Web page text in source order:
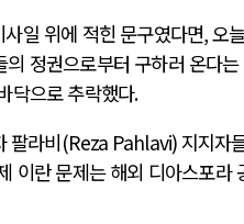
일 위에 적힌 문구였다면,오
정권으로부터 구하러 온다
닥으로 추락했다.
팔라비(Reza Pahlavi) 지지자
이란 문제는 해외 디아스포라